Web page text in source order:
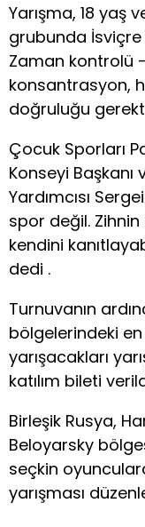
Yarışma, 18 yaş
grubunda
Zaman kontrolü
konsantrasyon,
doğruluğu
Çocuk Sporları
Konseyi
Yardımcısı
spor değil.
kendini
dedi .
Turnuvanın
bölgelerindeki
yarışacakları
katılım bileti
Birleşik Rusya,
Beloyarsky
seçkin
yarışması